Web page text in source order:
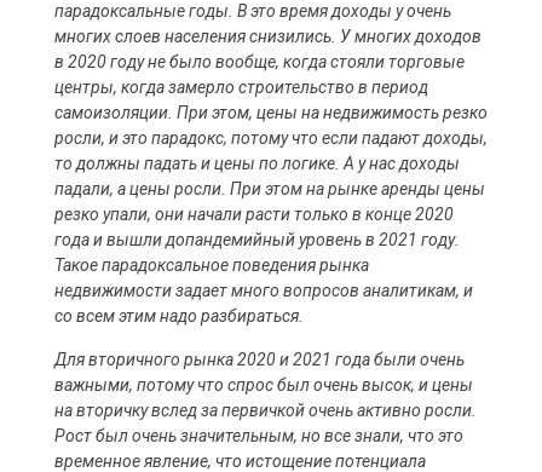
парадоксальные годы. В это время доходы у очень
многих слоев населения снизились. У многих доходов
в 2020 году не было вообще, когда стояли торговые
центры, когда замерло строительство в период
самоизоляции. При этом, цены на недвижимость резко
росли, и это парадокс, потому что если падают доходы,
то должны падать и цены по логике. А у нас доходы
падали, а цены росли. При этом на рынке аренды цены
резко упали, они начали расти только в конце 2020
года и вышли допандемийный уровень в 2021 году.
Такое парадоксальное поведения рынка
недвижимости задает много вопросов аналитикам, и
со всем этим надо разбираться.
Для вторичного рынка 2020 и 2021 года были очень
важными, потому что спрос был очень высок, и цены
на вторичку вслед за первичкой очень активно росли.
Рост был очень значительным, но все знали, что это
временное явление, что истощение потенциала